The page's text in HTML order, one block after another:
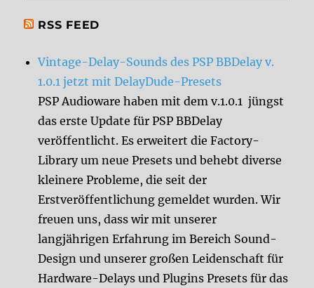
RSS FEED
Vintage-Delay-Sounds des PSP BBDelay v.
1.0.1 jetzt mit DelayDude-Presets
PSP Audioware haben mit dem v.1.0.1 jüngst
das erste Update für PSP BBDelay
veröffentlicht. Es erweitert die Factory-
Library um neue Presets und behebt diverse
kleinere Probleme, die seit der
Erstveröffentlichung gemeldet wurden. Wir
freuen uns, dass wir mit unserer
langjährigen Erfahrung im Bereich Sound-
Design und unserer großen Leidenschaft für
Hardware-Delays und Plugins Presets für das